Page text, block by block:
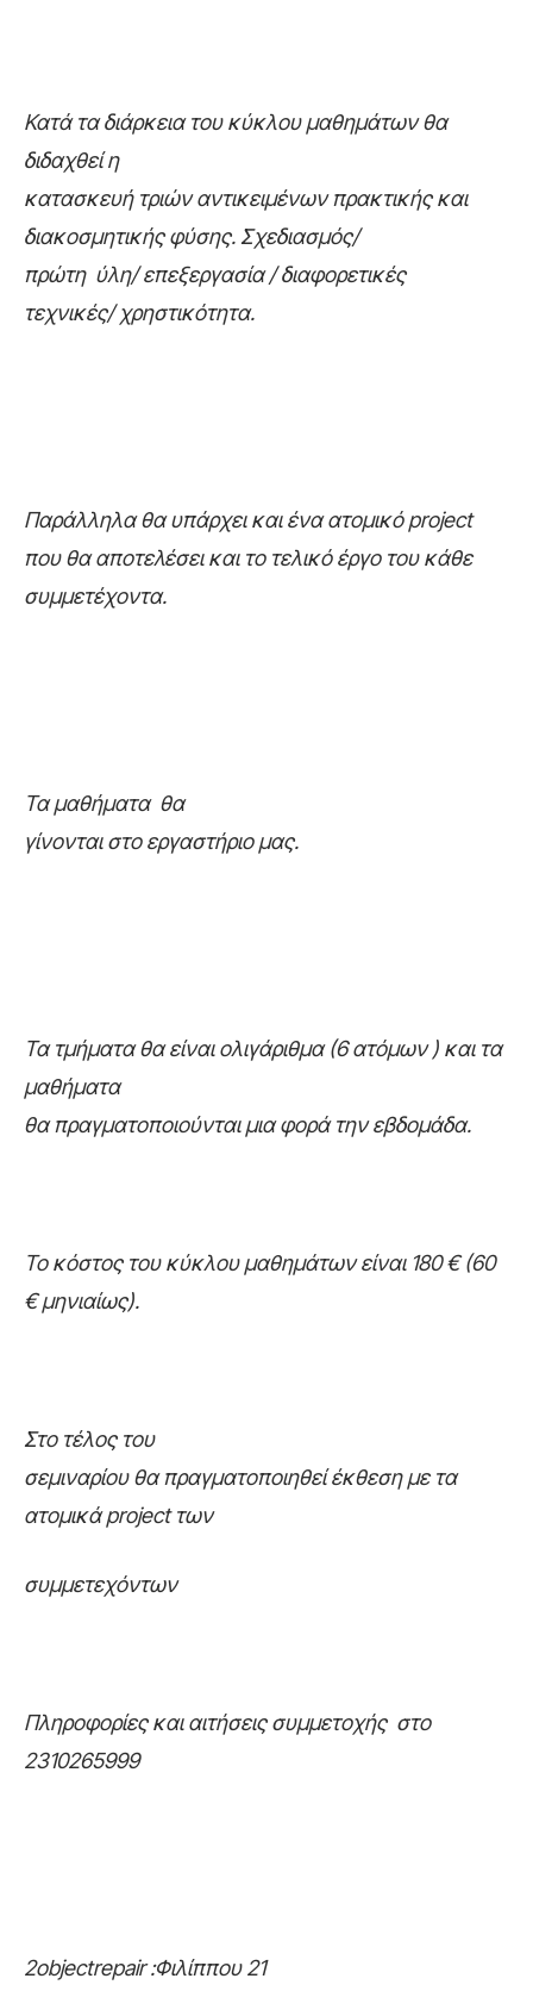
Κατά τα διάρκεια του κύκλου μαθημάτων θα
διδαχθεί η
κατασκευή τριών αντικειμένων πρακτικής και
διακοσμητικής φύσης. Σχεδιασμός/
πρώτη ύλη/ επεξεργασία / διαφορετικές
τεχνικές/ χρηστικότητα.
Παράλληλα θα υπάρχει και ένα ατομικό project
που θα αποτελέσει και το τελικό έργο του κάθε
συμμετέχοντα.
Τα μαθήματα θα
γίνονται στο εργαστήριο μας.
Τα τμήματα θα είναι ολιγάριθμα (6 ατόμων ) και τα
μαθήματα
θα πραγματοποιούνται μια φορά την εβδομάδα.
Το κόστος του κύκλου μαθημάτων είναι 180 € (60
€ μηνιαίως).
Στο τέλος του
σεμιναρίου θα πραγματοποιηθεί έκθεση με τα
ατομικά project των
συμμετεχόντων
Πληροφορίες και αιτήσεις συμμετοχής στο
2310265999
2objectrepair :Φιλίππου 21